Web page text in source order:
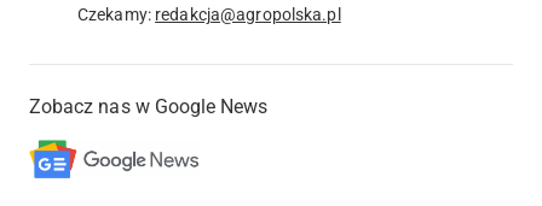
Czekamy: redakcja@agropolska.pl
Zobacz nas w Google News